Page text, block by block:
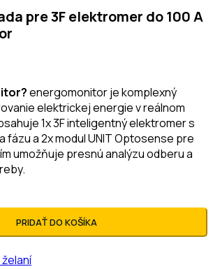
pre 3F elektromer do 100 A
energomonitor je komplexný
elektrickej energie v reálnom
1x 3F inteligentný elektromer s
fázu a 2x modul UNIT Optosense pre
umožňuje presnú analýzu odberu a
sada pre 3F elektromer do 100 A |
PRIDAŤ DO KOŠÍKA